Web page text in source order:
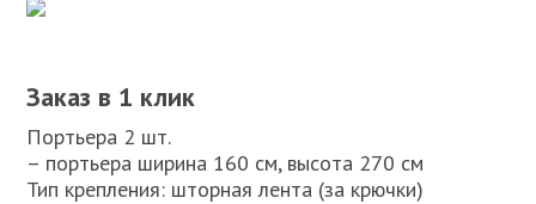
Заказ в 1 клик
Портьера 2 шт.
– портьера ширина 160 см, высота 270 см
Тип крепления: шторная лента (за крючки)